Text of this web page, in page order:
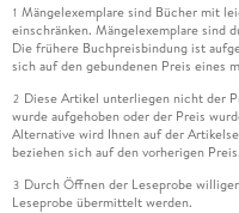
1 Mängelexemplare sind Bücher mit
einschränken. Mängelexemplare sind
Die frühere Buchpreisbindung ist
sich auf den gebundenen Preis eines
2 Diese Artikel unterliegen nicht der
wurde aufgehoben oder der Preis
Alternative wird Ihnen auf der
beziehen sich auf den vorherigen Preis.
3 Durch Öffnen der Leseprobe
Leseprobe übermittelt werden.